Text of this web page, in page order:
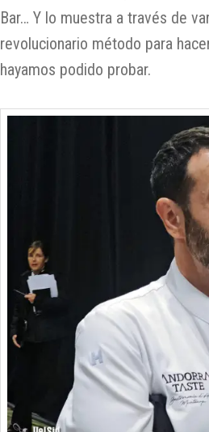
Bar… Y lo muestra a través de
revolucionario método para
hayamos podido probar.